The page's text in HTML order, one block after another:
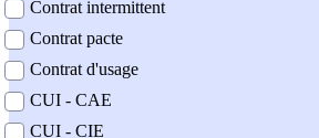
Contrat intermittent
Contrat pacte
Contrat d'usage
CUI - CAE
CUI - CIE